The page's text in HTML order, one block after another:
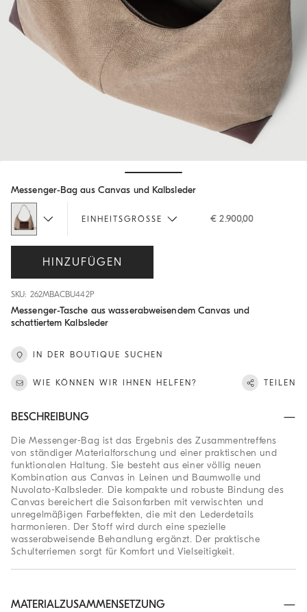
Messenger-Bag aus Canvas und Kalbsleder
EINHEITSGRÖSSE € 2.900,00
HINZUFÜGEN
SKU: 262MBACBU442P
Messenger-Tasche aus wasserabweisendem Canvas und
schattiertem Kalbsleder
IN DER BOUTIQUE SUCHEN
WIE KÖNNEN WIR IHNEN HELFEN? TEILEN
BESCHREIBUNG
Die Messenger-Bag ist das Ergebnis des Zusammentreffens
von ständiger Materialforschung und einer praktischen und
funktionalen Haltung. Sie besteht aus einer völlig neuen
Kombination aus Canvas in Leinen und Baumwolle und
Nuvolato-Kalbsleder. Die kompakte und robuste Bindung des
Canvas bereichert die Saisonfarben mit verwischten und
unregelmäßigen Farbeffekten, die mit den Lederdetails
harmonieren. Der Stoff wird durch eine spezielle
wasserabweisende Behandlung ergänzt. Der praktische
Schulterriemen sorgt für Komfort und Vielseitigkeit.
MATERIALZUSAMMENSETZUNG